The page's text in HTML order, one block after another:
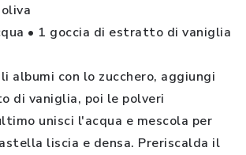
• 1 goccia di estratto di vaniglia
albumi con lo zucchero, aggiungi
di vaniglia, poi le polveri
unisci l'acqua e mescola per
liscia e densa. Preriscalda il